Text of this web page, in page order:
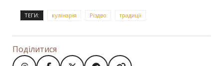
ТЕГИ: кулінарія Різдво традиції
Поділитися